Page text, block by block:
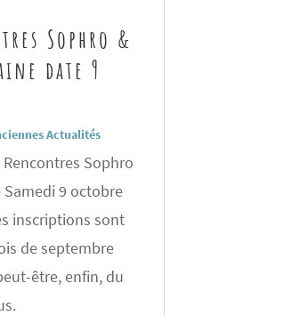
Sophro &
date 9
Actualités
Sophro
9 octobre
inscriptions sont
de septembre
être, enfin, du